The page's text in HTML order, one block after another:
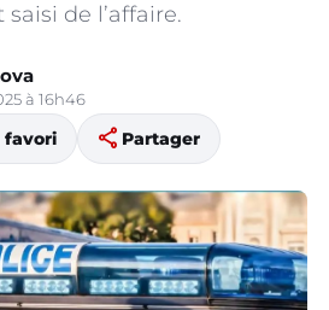
de l’affaire.
à 16h46
favori share Partager